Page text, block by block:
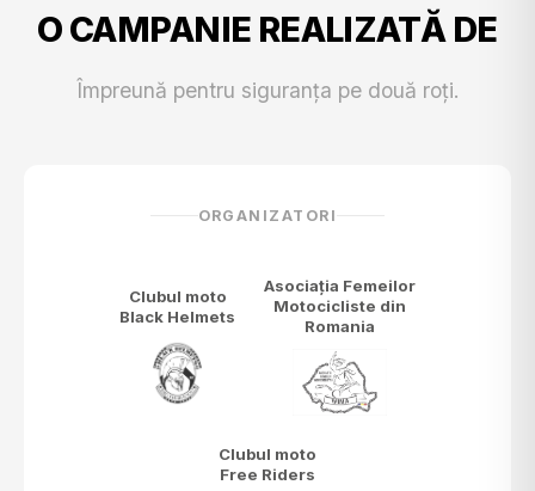
O CAMPANIE REALIZATĂ DE
Împreună pentru siguranța pe două roți.
ORGANIZATORI
Clubul moto
Black Helmets
Asociația Femeilor
Motocicliste din
Romania
Clubul moto
Free Riders